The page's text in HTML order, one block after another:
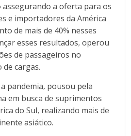
assegurando a oferta para os
e importadores da América
de mais de 40% nesses
esses resultados, operou
de passageiros no
cargas.
pandemia, pousou pela
em busca de suprimentos
do Sul, realizando mais de
asiático.